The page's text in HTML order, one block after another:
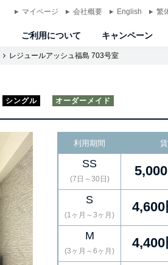
マイページ 会社概要 English 繁
ご利用について キャンペーン
レジュールアッシュ福島 703号室
シングル オーダーメイド
利用期間
SS
(7日～30日)
S
(1ヶ月～3ヶ月)
4,600
M
(3ヶ月～6ヶ月)
4,400